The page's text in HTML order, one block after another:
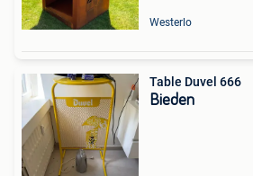
Westerlo
Table Duvel 666
Bieden